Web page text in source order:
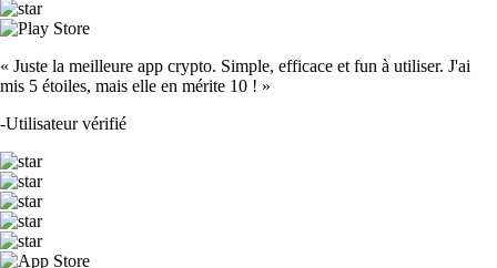
« Juste la meilleure app crypto. Simple, efficace et fun à utiliser. J'ai
mis 5 étoiles, mais elle en mérite 10 ! »
-Utilisateur vérifié